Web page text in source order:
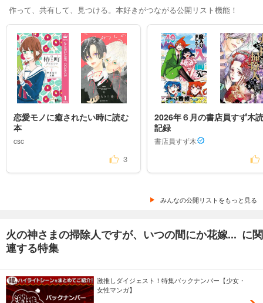
作って、共有して、見つける。本好きがつながる公開リスト機能！
恋愛モノに癒されたい時に読む
本
csc
3
2026年６月の書店員すず木
記録
書店員すず木
みんなの公開リストをもっと見る
火の神さまの掃除人ですが、いつの間にか花嫁... に関
連する特集
激推しダイジェスト！特集バックナンバー【少女・
女性マンガ】